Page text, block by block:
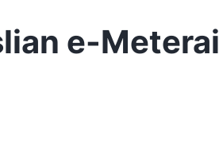
e-Meterai